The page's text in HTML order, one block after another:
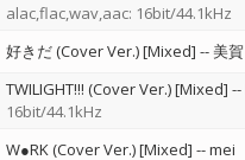
alac,flac,wav,aac: 16bit/44.1kHz
好きだ (Cover Ver.) [Mixed] --美賀
TWILIGHT!!! (Cover Ver.) [Mixed] --
16bit/44.1kHz
W●RK (Cover Ver.) [Mixed] --mei